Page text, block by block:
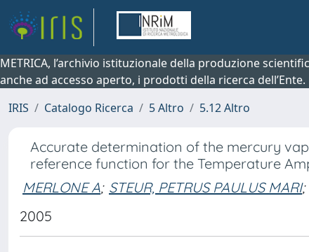
METRICA, l’archivio istituzionale della produzione
anche ad accesso aperto, i prodotti della ricerca
IRIS
Catalogo Ricerca 5 Altro 5.12 Altro
Accurate determination of the mercury
reference function for the Temperature
MERLONE A; STEUR, PETRUS PAULUS MARI;
2005